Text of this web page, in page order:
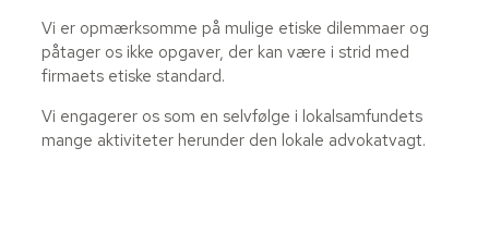
Vi er opmærksomme på mulige etiske dilemmaer og
påtager os ikke opgaver, der kan være i strid med
firmaets etiske standard.
Vi engagerer os som en selvfølge i lokalsamfundets
mange aktiviteter herunder den lokale advokatvagt.